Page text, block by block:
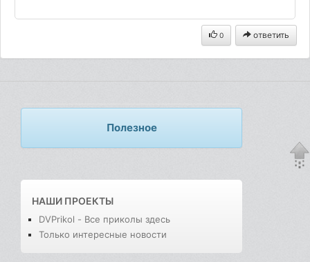
0 ответить
Полезное
НАШИ ПРОЕКТЫ
DVPrikol - Все приколы здесь
Только интересные новости